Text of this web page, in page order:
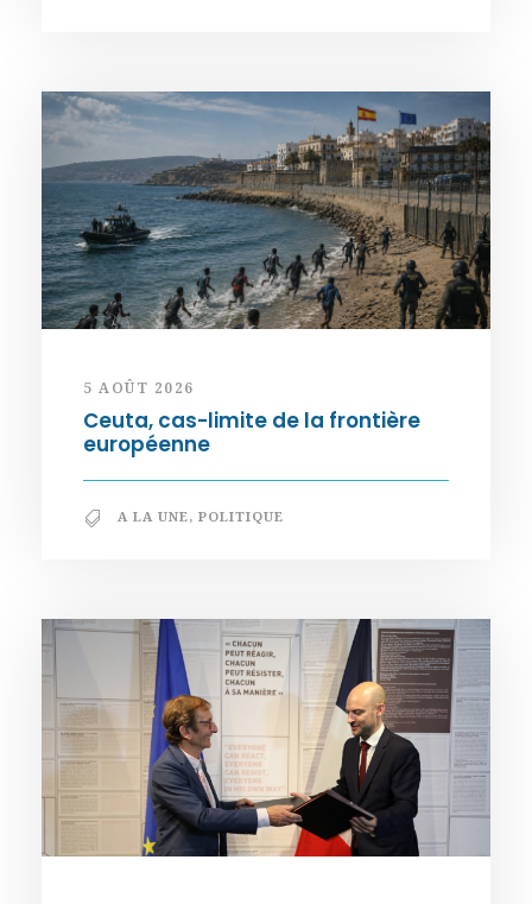
5 AOÛT 2026
Ceuta, cas-limite de la frontière
européenne
A LA UNE, POLITIQUE